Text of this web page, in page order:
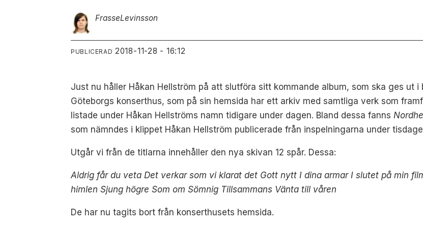
FrasseLevinsson
PUBLICERAD 2018-11-28 - 16:12
Just nu håller Håkan Hellström på att slutföra sitt kommande album, som ska ges ut i
Göteborgs konserthus, som på sin hemsida har ett arkiv med samtliga verk som
listade under Håkan Hellströms namn tidigare under dagen. Bland dessa fanns
som nämndes i klippet Håkan Hellström publicerade från inspelningarna under
Utgår vi från de titlarna innehåller den nya skivan 12 spår. Dessa:
Aldrig får du veta Det verkar som vi klarat det Gott nytt I dina armar I slutet på min
himlen Sjung högre Som om Sömnig Tillsammans Vänta till våren
De har nu tagits bort från konserthusets hemsida.